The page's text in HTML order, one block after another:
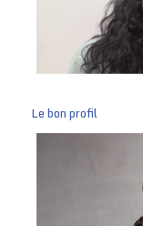
Le bon profil